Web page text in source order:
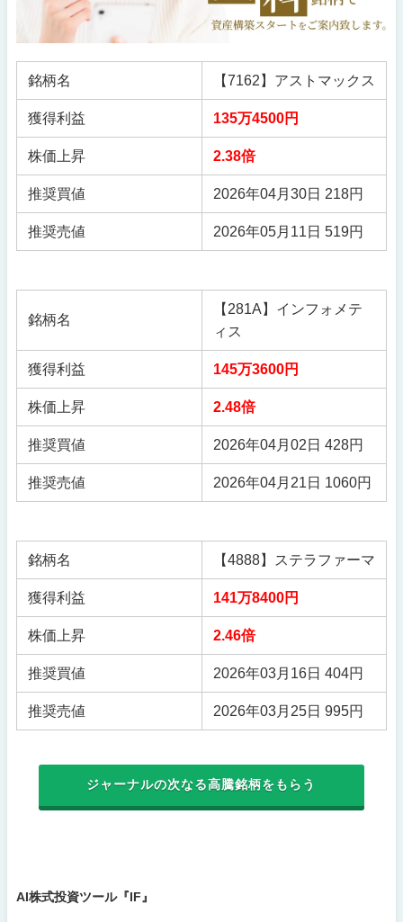
銘柄名 【7162】アストマックス
獲得利益 135万4500円
株価上昇 2.38倍
推奨買値 2026年04月30日 218円
推奨売値 2026年05月11日 519円
銘柄名
【281A】インフォメテ
ィス
獲得利益 145万3600円
株価上昇 2.48倍
推奨買値 2026年04月02日 428円
推奨売値 2026年04月21日 1060円
銘柄名 【4888】ステラファーマ
獲得利益 141万8400円
株価上昇 2.46倍
推奨買値 2026年03月16日 404円
推奨売値 2026年03月25日 995円
ジャーナルの次なる高騰銘柄をもらう
AI株式投資ツール『IF』